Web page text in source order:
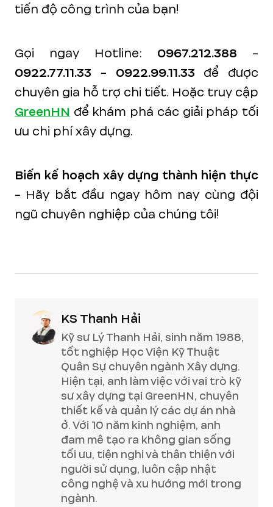
tiến độ công trình của bạn!
Gọi ngay Hotline: 0967.212.388 -
0922.77.11.33 - 0922.99.11.33 để được
chuyên gia hỗ trợ chi tiết. Hoặc truy cập
GreenHN để khám phá các giải pháp tối
ưu chi phí xây dựng.
Biến kế hoạch xây dựng thành hiện thực
- Hãy bắt đầu ngay hôm nay cùng đội
ngũ chuyên nghiệp của chúng tôi!
KS Thanh Hải
Kỹ sư Lý Thanh Hải, sinh năm 1988,
tốt nghiệp Học Viện Kỹ Thuật
Quân Sự chuyên ngành Xây dựng.
Hiện tại, anh làm việc với vai trò kỹ
sư xây dựng tại GreenHN, chuyên
thiết kế và quản lý các dự án nhà
ở. Với 10 năm kinh nghiệm, anh
đam mê tạo ra không gian sống
tối ưu, tiện nghi và thân thiện với
người sử dụng, luôn cập nhật
công nghệ và xu hướng mới trong
ngành.